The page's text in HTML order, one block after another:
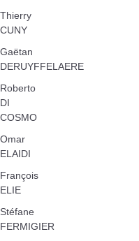
Thierry
CUNY
Gaëtan
DERUYFFELAERE
Roberto
DI
COSMO
Omar
ELAIDI
François
ELIE
Stéfane
FERMIGIER